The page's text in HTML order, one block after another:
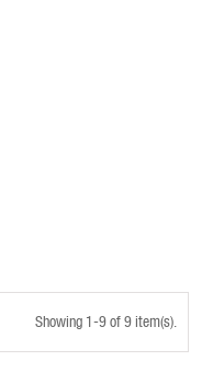
Showing 1-9 of 9 item(s).